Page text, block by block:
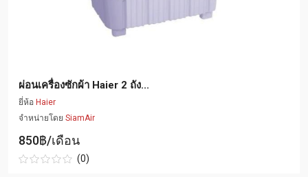
ผ่อนเครื่องซักผ้า Haier 2 ถัง...
ยี่ห้อ Haier
จำหน่ายโดย SiamAir
850฿/เดือน
(0)